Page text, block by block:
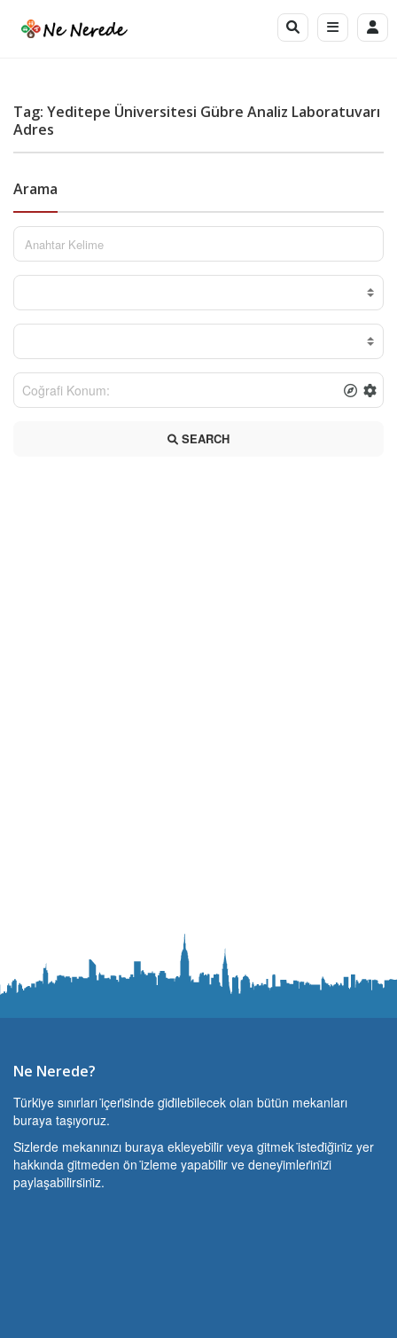
Tag: Yeditepe Üniversitesi Gübre Analiz Laboratuvarı
Adres
Arama
SEARCH
Ne Nerede?
Türki̇ye sınırları i̇çeri̇si̇nde gi̇di̇lebi̇lecek olan bütün mekanları
buraya taşıyoruz.
Si̇zlerde mekanınızı buraya ekleyebi̇li̇r veya gi̇tmek i̇stedi̇ği̇ni̇z yer
hakkında gi̇tmeden ön i̇zleme yapabi̇li̇r ve deneyi̇mleri̇ni̇zi̇
paylaşabi̇li̇rsi̇ni̇z.